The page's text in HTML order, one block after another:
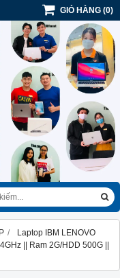
GIỎ HÀNG (0)
Laptop IBM LENOVO
|| Ram 2G/HDD 500G ||